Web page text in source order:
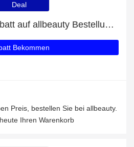
Deal
Finden Sie 54% Rabatt auf allbeauty Bestellungen
Bekommen
Preis, bestellen Sie bei allbeauty.
Ihren Warenkorb